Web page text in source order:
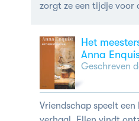
zorgt ze een tijdje voor
natuurlijk geruchten
dat doen ze niet.
niet aan. Als de vrouw
jaloers wordt en haar
wil, trekt Eva zich
adviseert Frans bij zijn
Het
Anna
Geschreven
Vriendschap speelt